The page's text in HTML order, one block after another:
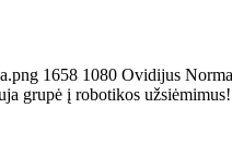
1658 1080 Ovidijus
grupė į robotikos užsiėmimus!